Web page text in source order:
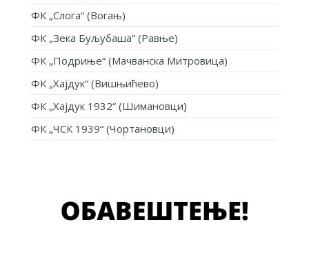
ФК „Слога“ (Вогањ)
ФК „Зека Буљубаша“ (Равње)
ФК „Подриње“ (Мачванска Митровица)
ФК „Хајдук“ (Вишњићево)
ФК „Хајдук 1932“ (Шимановци)
ФК „ЧСК 1939“ (Чортановци)